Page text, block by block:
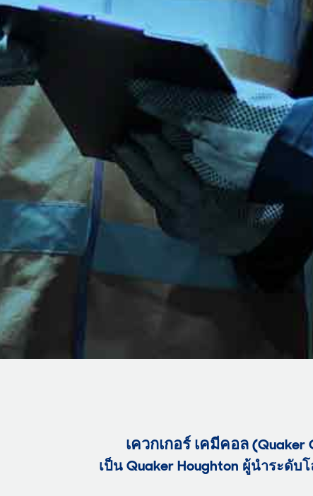
เควกเกอร์ เคมีคอล(Quaker
เป็นQuaker Houghton ผู้นำระดับ